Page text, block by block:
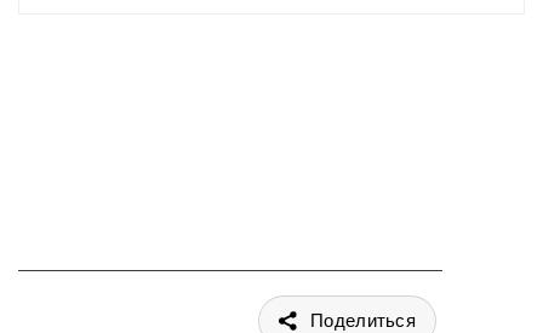
Поделиться